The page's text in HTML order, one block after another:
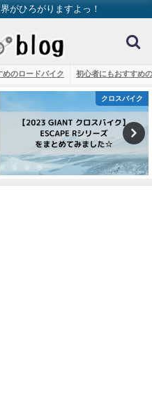
がひろがりますよっ！
のロードバイク 初心者にもおすすめ
クロスバイク